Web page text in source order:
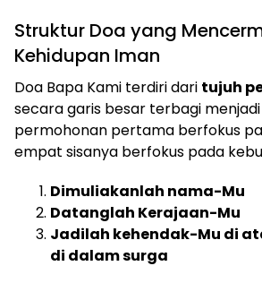
Struktur Doa yang
Kehidupan Iman
Doa Bapa Kami terdiri dari tujuh
secara garis besar terbagi
permohonan pertama berfokus
empat sisanya berfokus pada
Dimuliakanlah nama-Mu
Datanglah Kerajaan-Mu
Jadilah kehendak-Mu di
di dalam surga